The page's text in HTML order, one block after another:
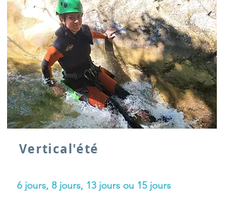
Vertical'été
6 jours, 8 jours, 13jours ou 15 jours